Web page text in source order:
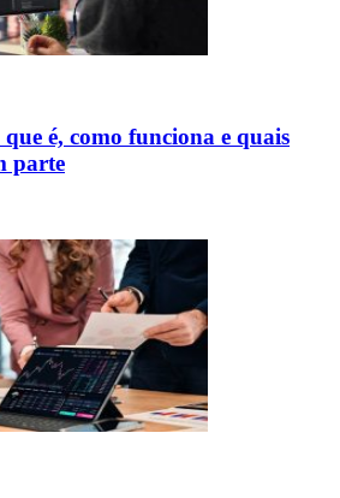
é, como funciona e quais
parte